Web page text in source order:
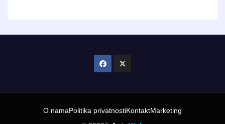
O namaPolitika privatnostiKontaktMarketing